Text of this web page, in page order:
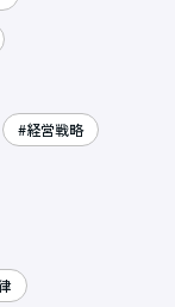
#経営戦略